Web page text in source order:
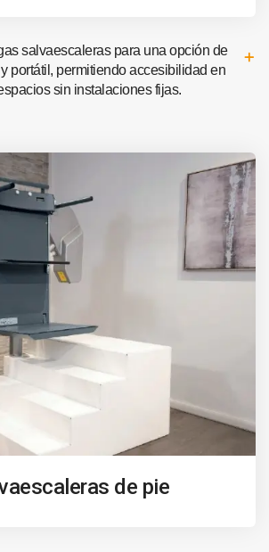
salvaescaleras para una opción de
portátil, permitiendo accesibilidad en
sin instalaciones fijas.
de pie